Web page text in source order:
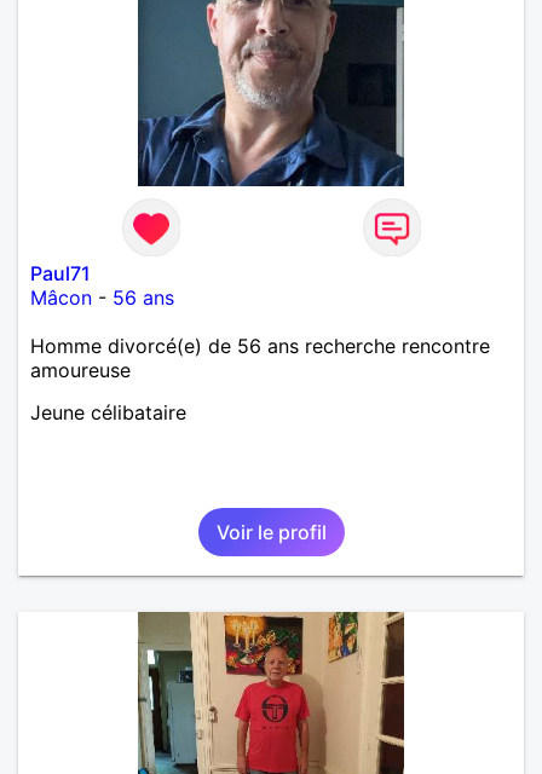
Paul71
Mâcon - 56 ans
Homme divorcé(e) de 56 ans recherche rencontre
amoureuse
Jeune célibataire
Voir le profil